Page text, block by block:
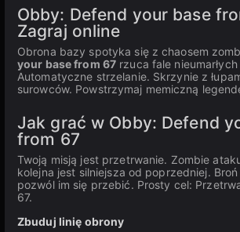
Obby: Defend your base
Zagraj online
Obrona bazy spotyka się z chaosem
your base from 67 rzuca fale
Automatyczne strzelanie. Skrzynie z
surowców. Powstrzymaj memiczną
Jak grać w Obby: Defend
from 67
Twoją misją jest przetrwanie. Zombie
kolejna jest silniejsza od poprzedniej.
pozwól im się przebić. Prosty cel:
67.
Zbuduj linię obrony